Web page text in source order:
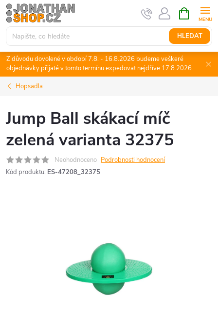
Přejít
na
obsah
HLEDAT
NÁKUPNÍ
KOŠÍK
Z důvodu dovolené v období 7.8. - 16.8.2026 budeme veškeré
objednávky přijaté v tomto termínu expedovat nejdříve 17.8.2026.
Hopsadla
Jump Ball skákací míč
zelená varianta 32375
Neohodnoceno Podrobnosti hodnocení
Kód produktu: ES-47208_32375